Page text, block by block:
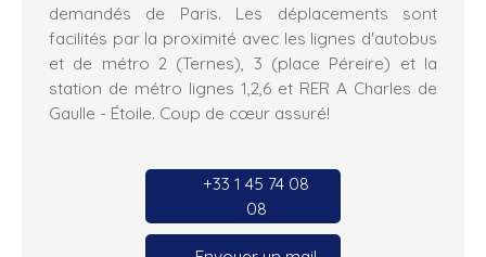
demandés de Paris. Les déplacements sont
facilités par la proximité avec les lignes d'autobus
et de métro 2 (Ternes), 3 (place Péreire) et la
station de métro lignes 1,2,6 et RER A Charles de
Gaulle - Étoile. Coup de cœur assuré!
+33 1 45 74 08
08